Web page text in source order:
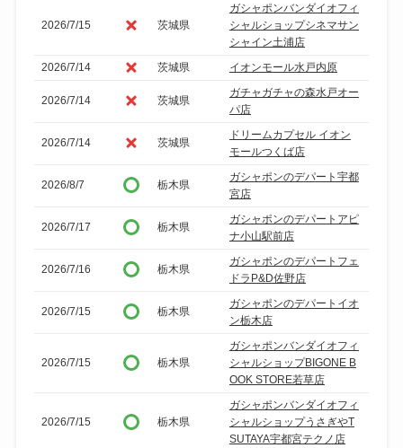
2026/7/15 茨城県
ガシャポンバンダイオフィ
シャルショップシネマサン
シャイン土浦店
2026/7/14
茨城県 イオンモール水戸内原
2026/7/14 茨城県
ガチャガチャの森水戸オー
パ店
2026/7/14 茨城県
ドリームカプセル イオン
モールつくば店
2026/8/7 栃木県
ガシャポンのデパート宇都
宮店
2026/7/17 栃木県
ガシャポンのデパートアピ
ナ小山駅前店
2026/7/16 栃木県
ガシャポンのデパートフェ
ドラP&D佐野店
2026/7/15 栃木県
ガシャポンのデパートイオ
ン栃木店
2026/7/15 栃木県
ガシャポンバンダイオフィ
シャルショップBIGONE B
OOK STORE若草店
2026/7/15 栃木県
ガシャポンバンダイオフィ
シャルショップうさぎやT
SUTAYA宇都宮テクノ店